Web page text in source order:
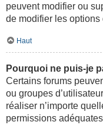
peuvent modifier ou
de modifier les options
Haut
Pourquoi ne puis-je
Certains forums
ou groupes
réaliser n’importe
permissions